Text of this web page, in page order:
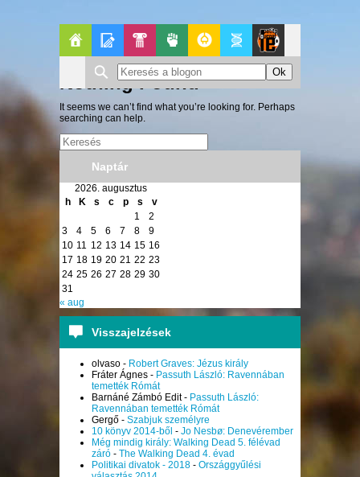
FőoldalBlogokPop-
Kult
PolitikaGeekZone
Patito
Nothing Found
It seems we can’t find what you’re looking for. Perhaps
searching can help.
Naptár
2026. augusztus
h
K s c p s
v
1
2
3
4 5 6 7 8
9
10 11 12 13 14 15 16
17 18 19 20 21 22 23
24 25 26 27 28 29 30
31
« aug
Visszajelzések
olvaso - Robert Graves: Jézus király
Fráter Ágnes - Passuth László: Ravennában
temették Rómát
Barnáné Zámbó Edit- Passuth László:
Ravennában temették Rómát
Gergő - Szabjuk személyre
10 könyv 2014-ből - Jo Nesbø: Denevérember
Még mindig király: Walking Dead 5. félévad
záró - The Walking Dead 4. évad
Politikai divatok - 2018 - Országgyűlési